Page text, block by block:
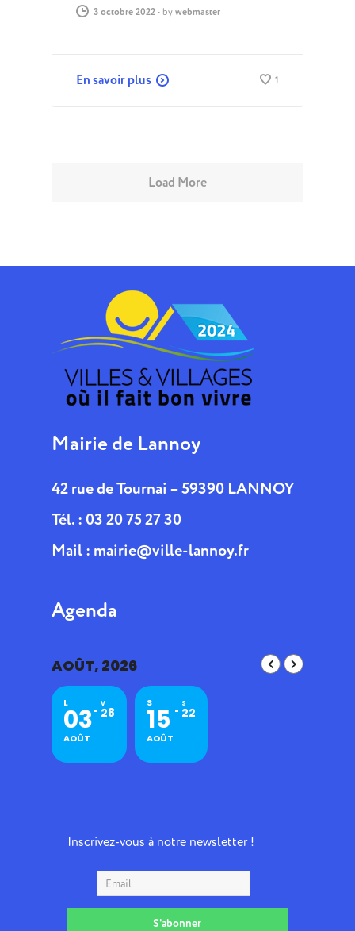
3 octobre 2022- by webmaster
En savoir plus 1
Load More
Mairie de Lannoy
42 rue de Tournai – 59390 LANNOY
Tél. : 03 20 75 27 30
Mail : mairie@ville-lannoy.fr
Agenda
AOÛT, 2026
L
03
AOÛT
V
28
S
15
AOÛT
S
22
Inscrivez-vous à notre newsletter !